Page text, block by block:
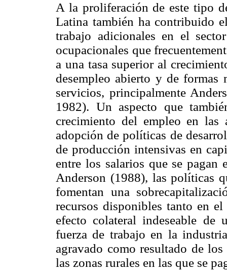
A la proliferación de este tipo
Latina también ha contribuido
trabajo adicionales en el
ocupacionales que
a una tasa superior al
desempleo abierto y de formas
servicios, principalmente
1982). Un aspecto que
crecimiento del empleo en las
adopción de políticas de
de producción intensivas en
entre los salarios que se
Anderson (1988), las políticas
fomentan una
recursos disponibles tanto en
efecto colateral indeseable de
fuerza de trabajo en la
agravado como resultado de
las zonas rurales en las que se